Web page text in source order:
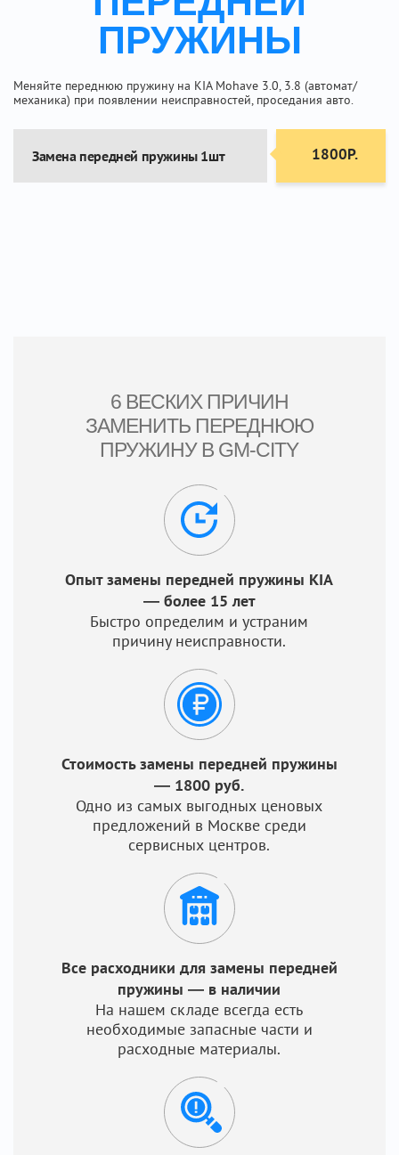
ПРУЖИНЫ
Меняйте переднюю пружину на KIA Mohave 3.0, 3.8 (автомат/
механика) при появлении неисправностей, проседания авто.
Замена передней пружины 1шт 1800Р.
6 ВЕСКИХ ПРИЧИН
ЗАМЕНИТЬ ПЕРЕДНЮЮ
ПРУЖИНУ В GM-CITY
Опыт замены передней пружины KIA
— более 15 лет
Быстро определим и устраним
причину неисправности.
Стоимость замены передней пружины
— 1800 руб.
Одно из самых выгодных ценовых
предложений в Москве среди
сервисных центров.
Все расходники для замены передней
пружины — в наличии
На нашем складе всегда есть
необходимые запасные части и
расходные материалы.